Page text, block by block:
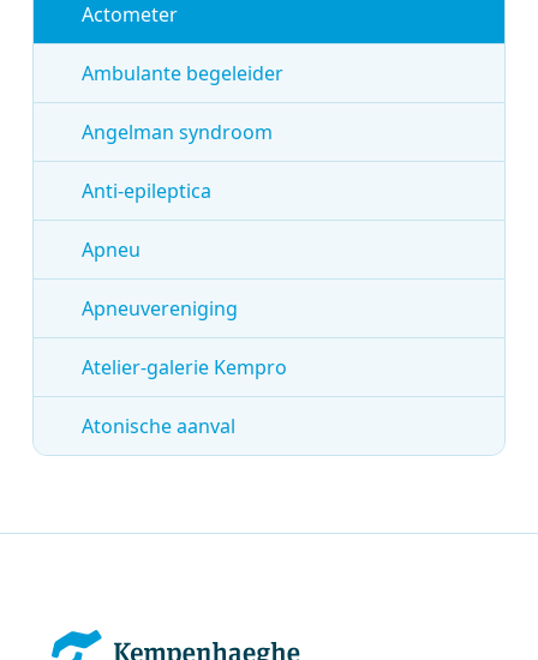
Actometer
Ambulante begeleider
Angelman syndroom
Anti-epileptica
Apneu
Apneuvereniging
Atelier-galerie Kempro
Atonische aanval